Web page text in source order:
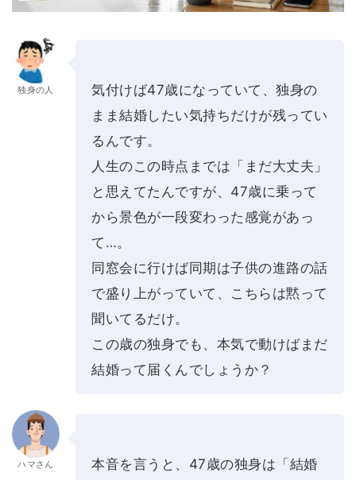
独身の人
気付けば47歳になっていて、独身の
まま結婚したい気持ちだけが残ってい
るんです。
人生のこの時点までは「まだ大丈夫」
と思えてたんですが、47歳に乗って
から景色が一段変わった感覚があっ
て…。
同窓会に行けば同期は子供の進路の話
で盛り上がっていて、こちらは黙って
聞いてるだけ。
この歳の独身でも、本気で動けばまだ
結婚って届くんでしょうか？
ハマさん
本音を言うと、47歳の独身は「結婚